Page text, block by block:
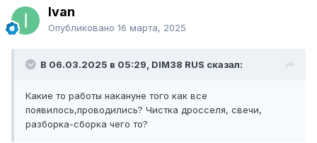
Ivan
Опубликовано 16 марта, 2025
В 06.03.2025 в 05:29, DIM38 RUS сказал:
Какие то работы накануне того как все
появилось,проводились? Чистка дросселя, свечи,
разборка-сборка чего то?